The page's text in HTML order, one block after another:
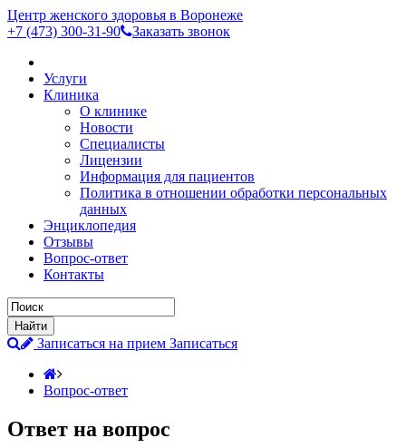
Центр женского здоровья в Воронеже
+7 (473) 300-31-90 Заказать звонок
Услуги
Клиника
О клинике
Новости
Специалисты
Лицензии
Информация для пациентов
Политика в отношении обработки персональных
данных
Энциклопедия
Отзывы
Вопрос-ответ
Контакты
Записаться на прием Записаться
Вопрос-ответ
Ответ на вопрос